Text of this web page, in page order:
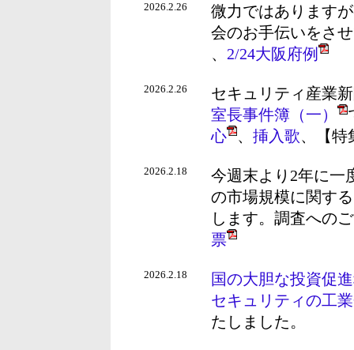
2026.2.26
微力ではあります
会のお手伝いをさ
、 2/24大阪府例
2026.2.26
セキュリティ産業
室長事件簿（一）
心
、 挿入歌、【特
2026.2.18
今週末より2年に一
の市場規模に関す
します。調査への
票
2026.2.18
国の大胆な投資促
セキュリティの工
たしました。